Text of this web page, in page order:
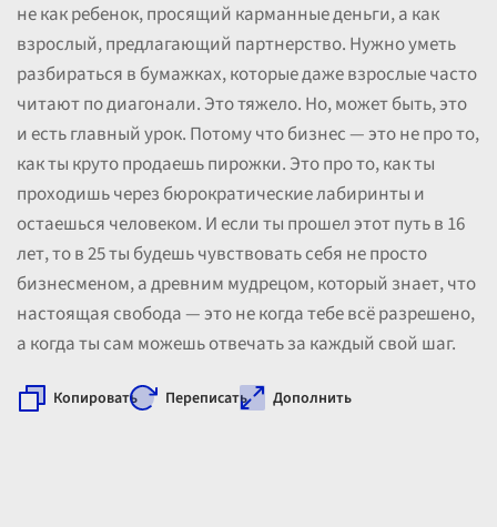
не как ребенок, просящий карманные деньги, а как
взрослый, предлагающий партнерство. Нужно уметь
разбираться в бумажках, которые даже взрослые часто
читают по диагонали. Это тяжело. Но, может быть, это
и есть главный урок. Потому что бизнес — это не про то,
как ты круто продаешь пирожки. Это про то, как ты
проходишь через бюрократические лабиринты и
остаешься человеком. И если ты прошел этот путь в 16
лет, то в 25 ты будешь чувствовать себя не просто
бизнесменом, а древним мудрецом, который знает, что
настоящая свобода — это не когда тебе всё разрешено,
а когда ты сам можешь отвечать за каждый свой шаг.
Копировать Переписать Дополнить